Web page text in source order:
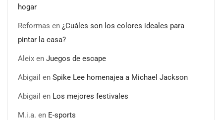
hogar
Reformas en ¿Cuáles son los colores ideales para
pintar la casa?
Aleix en Juegos de escape
Abigail en Spike Lee homenajea a Michael Jackson
Abigail en Los mejores festivales
M.i.a. en E-sports